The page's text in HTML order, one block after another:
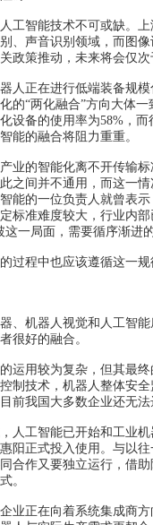
智能技术不可或缺。上
、声音识别领域，而图
政策推动，未来将会仅
正在进行低端装备规模
的“两化融合”方向大体
设备的使用率为58%，
能的融合将阻力重重。
的智能化离不开传输标
之间并不通用，而这一
能的一位负责人就曾表
标准难度较大，行业内
一局面，需要循序渐进的
程中也应该遵循这一规
机器人视觉和人工智能
很好的融合。
用较为复杂，但其最终
制技术，机器人整体安
前我国大多数企业还无法
工智能已开始和工业机
阳正式投入使用。与以
合作又要独立运行，借
。
正在向着系统集成商方